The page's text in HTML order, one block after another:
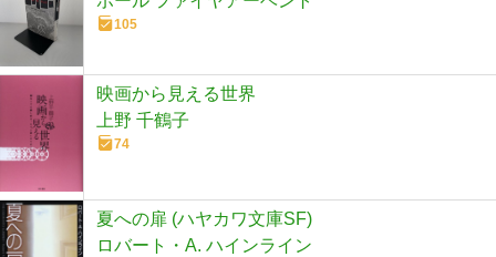
105
映画から見える世界
上野 千鶴子
74
夏への扉 (ハヤカワ文庫SF)
ロバート・A. ハインライン